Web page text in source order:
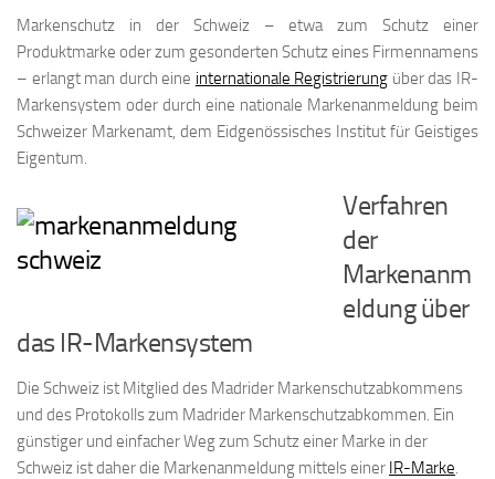
Markenschutz in der Schweiz – etwa zum Schutz einer
Produktmarke oder zum gesonderten Schutz eines Firmennamens
– erlangt man durch eine internationale Registrierung über das IR-
Markensystem oder durch eine nationale Markenanmeldung beim
Schweizer Markenamt, dem Eidgenössisches Institut für Geistiges
Eigentum.
Verfahren
der
Markenanm
eldung über
das IR-Markensystem
Die Schweiz ist Mitglied des Madrider Markenschutzabkommens
und des Protokolls zum Madrider Markenschutzabkommen. Ein
günstiger und einfacher Weg zum Schutz einer Marke in der
Schweiz ist daher die Markenanmeldung mittels einer IR-Marke.